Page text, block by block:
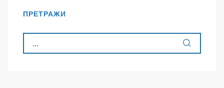
ПРЕТРАЖИ